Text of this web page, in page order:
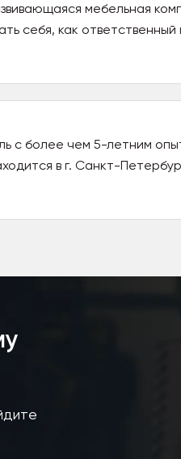
мебельная
себя, как
с более чем 5-летним
в г. Санкт-